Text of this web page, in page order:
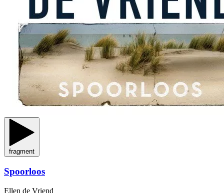
fragment
Spoorloos
Ellen de Vriend